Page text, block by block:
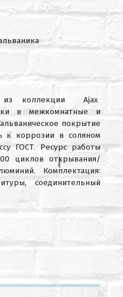
коллекции Ajax
в межкомнатные и
покрытие
к коррозии в соляном
ГОСТ. Ресурс работы
циклов открывания/
Комплектация:
соединительный